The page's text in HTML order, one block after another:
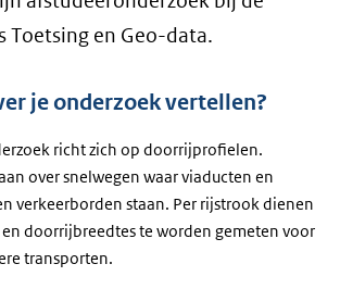
Toetsing en Geo-data.
je onderzoek vertellen?
richt zich op doorrijprofielen.
over snelwegen waar viaducten en
verkeerborden staan. Per rijstrook dienen
doorrijbreedtes te worden gemeten voor
transporten.